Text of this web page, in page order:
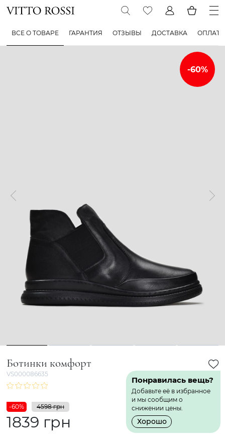
ВСЕ О ТОВАРЕ ГАРАНТИЯ ОТЗЫВЫ ДОСТАВКА ОПЛАТА
1 2 3 4 5
Ботинки комфорт
VS000086635
Понравилась вещь?
Добавьте её в избранное
и мы сообщим о
снижении цены.
Хорошо
-60% 4598 грн
1839 грн